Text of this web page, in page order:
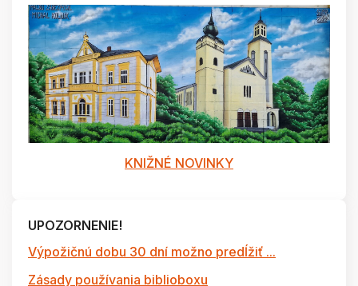
KNIŽNÉ NOVINKY
UPOZORNENIE!
Výpožičnú dobu 30 dní možno predĺžiť ...
Zásady používania biblioboxu